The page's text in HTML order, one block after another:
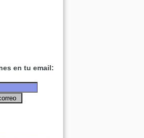
en tu email: